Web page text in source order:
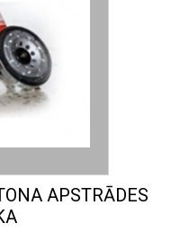
APSTRĀDES